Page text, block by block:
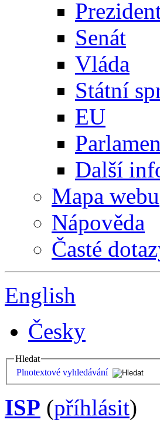
Senát
Vláda
Státní
EU
Další
Mapa webu
Nápověda
Časté
English
Česky
Hledat
Plnotextové vyhledávání
ISP (příhlásit)